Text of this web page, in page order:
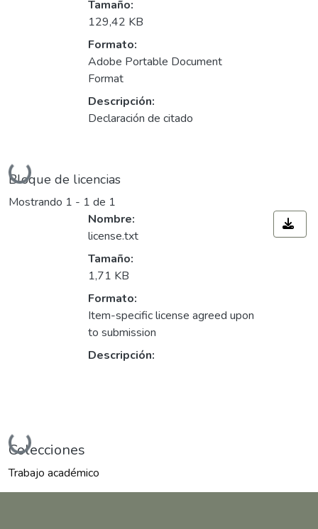
Cargando...
Tamaño:
129,42 KB
Formato:
Adobe Portable Document
Format
Descripción:
Declaración de citado
Bloque de licencias
Mostrando 1 - 1 de 1
Cargando...
Nombre:
license.txt
Tamaño:
1,71 KB
Formato:
Item-specific license agreed upon
to submission
Descripción:
Colecciones
Trabajo académico